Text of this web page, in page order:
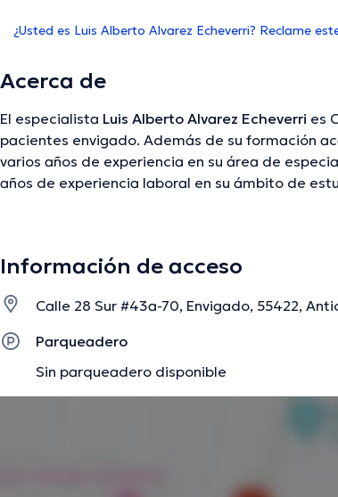
¿Usted es Luis Alberto Alvarez Echeverri? Reclame
Acerca de
El especialista Luis Alberto Alvarez Echeverri es
pacientes envigado. Además de su formación
varios años de experiencia en su área de
años de experiencia laboral en su ámbito de
importante resaltar que, el médico puede hablar
Información de acceso
Calle 28 Sur #43a-70, Envigado, 55422,
Parqueadero
Sin parqueadero disponible